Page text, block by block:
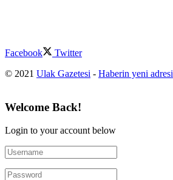
Facebook
Twitter
© 2021 Ulak Gazetesi - Haberin yeni adresi
Welcome Back!
Login to your account below